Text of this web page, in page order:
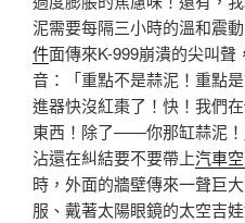
泥需要每隔三小時的溫和震
件面傳來K-999崩潰的尖叫
音：「重點不是蒜泥！重點
進器快沒紅棗了！快！我們
東西！除了——你那缸蒜泥
沾還在糾結要不要帶上汽車
時，外面的牆壁傳來一聲巨
服、戴著太陽眼鏡的太空吉